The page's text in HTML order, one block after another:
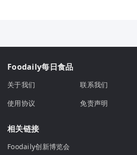
Foodaily每日食品
关于我们 联系我们
使用协议
免责声明
相关链接
Foodaily创新博览会